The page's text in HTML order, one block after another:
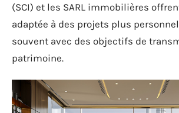
(SCI) et les SARL immobilières
adaptée à des projets plus
souvent avec des objectifs de
patrimoine.